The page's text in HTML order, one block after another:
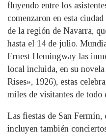
fluyendo entre los
comenzaron en esta
de la región de Navarra,
hasta el 14 de julio.
Ernest Hemingway las
local incluida, en su
Rises», 1926), estas
miles de visitantes de todo
Las fiestas de San Fermín,
incluyen también